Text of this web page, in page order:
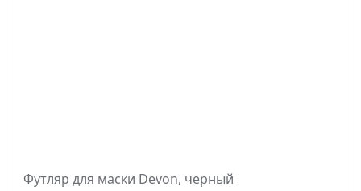
Футляр для маски Devon, черный